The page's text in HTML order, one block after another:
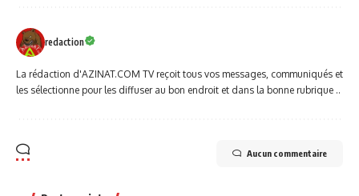
redaction
La rédaction d'AZINAT.COM TV reçoit tous vos messages, communiqués et
les sélectionne pour les diffuser au bon endroit et dans la bonne rubrique ..
Aucun commentaire